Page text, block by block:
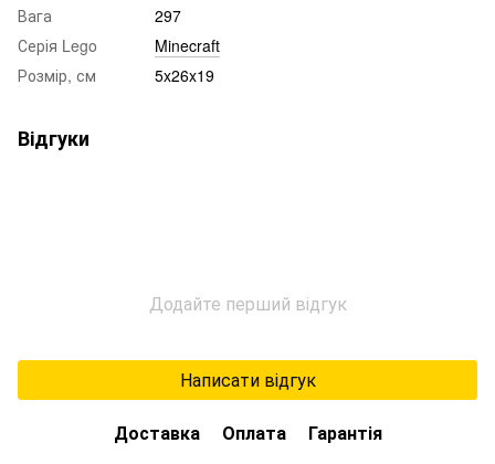
Вага
297
Серія Lego
Minecraft
Розмір, см
5x26x19
Відгуки
Додайте перший відгук
Написати відгук
Доставка Оплата Гарантія